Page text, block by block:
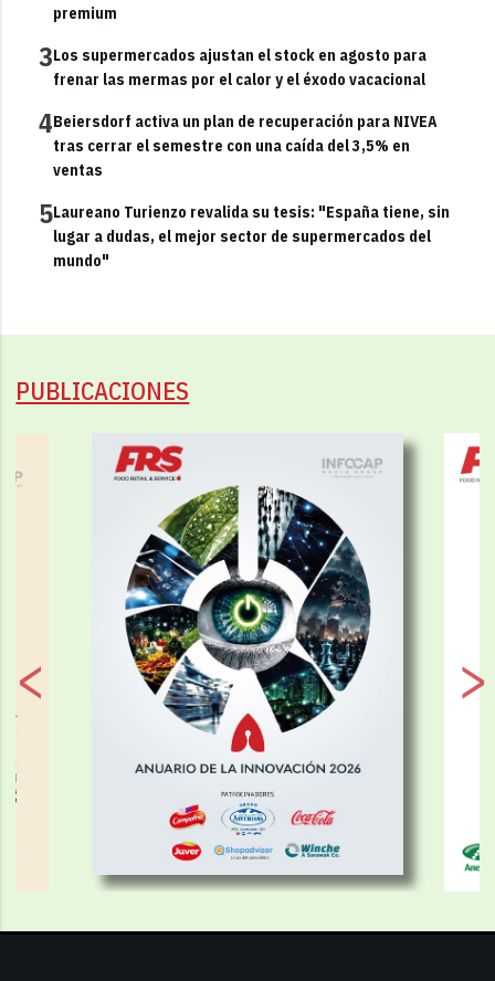
premium
3Los supermercados ajustan el stock en agosto para
frenar las mermas por el calor y el éxodo vacacional
4Beiersdorf activa un plan de recuperación para NIVEA
tras cerrar el semestre con una caída del 3,5% en
ventas
5Laureano Turienzo revalida su tesis: "España tiene, sin
lugar a dudas, el mejor sector de supermercados del
mundo"
PUBLICACIONES